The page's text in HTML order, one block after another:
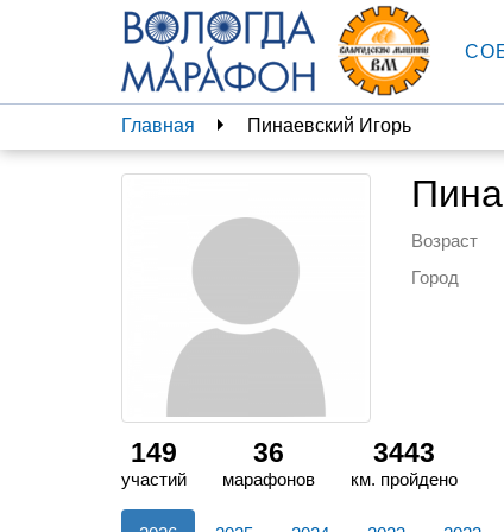
Главная Пинаевский Игорь
Возраст
Город
149
участий
36
марафонов
3443
км. пройдено